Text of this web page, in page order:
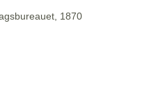
1870